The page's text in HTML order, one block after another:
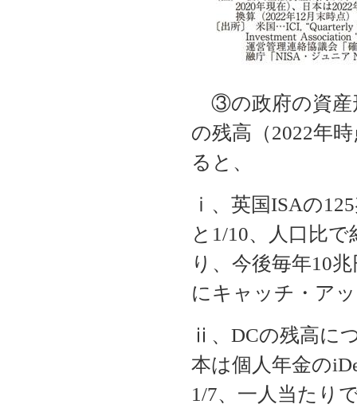
③の政府の資産
の残高（2022年
ると、
ⅰ、英国ISAの
と1/10、人口比
り、今後毎年10
にキャッチ・ア
ⅱ、DCの残高に
本は個人年金の
1/7、一人当たり